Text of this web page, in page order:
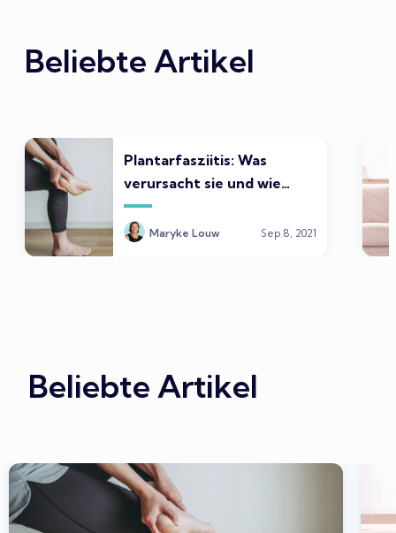
Beliebte Artikel
Plantarfasziitis: Was
verursacht sie und wie
fühlt sie sich an?
Maryke Louw Sep 8, 2021
Beliebte Artikel